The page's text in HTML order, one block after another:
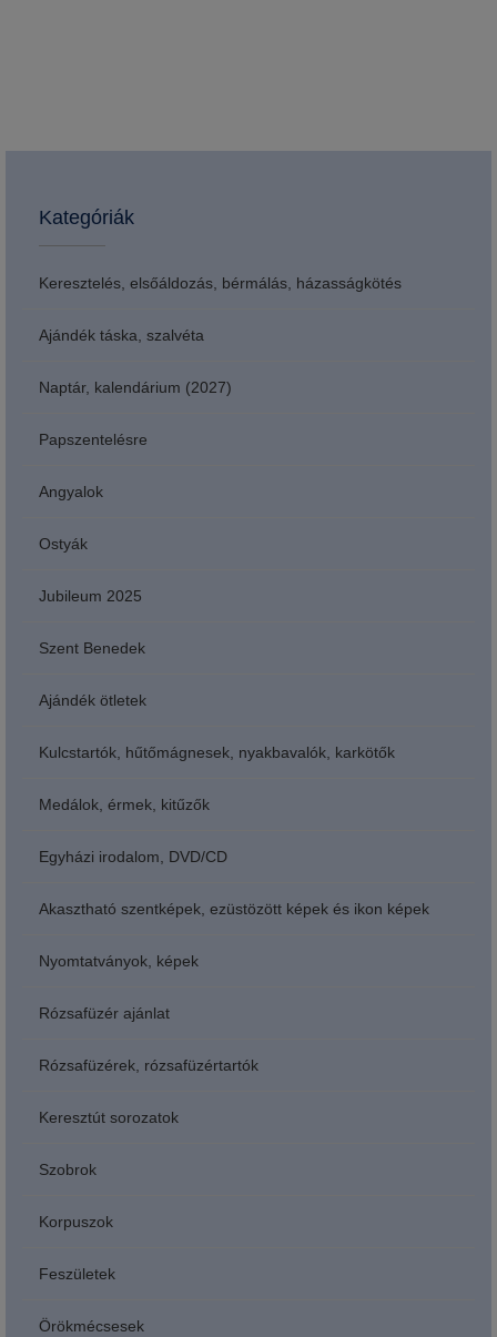
Kategóriák
Keresztelés, elsőáldozás, bérmálás, házasságkötés
Ajándék táska, szalvéta
Naptár, kalendárium (2027)
Papszentelésre
Angyalok
Ostyák
Jubileum 2025
Szent Benedek
Ajándék ötletek
Kulcstartók, hűtőmágnesek, nyakbavalók, karkötők
Medálok, érmek, kitűzők
Egyházi irodalom, DVD/CD
Akasztható szentképek, ezüstözött képek és ikon képek
Nyomtatványok, képek
Rózsafüzér ajánlat
Rózsafüzérek, rózsafüzértartók
Keresztút sorozatok
Szobrok
Korpuszok
Feszületek
Örökmécsesek